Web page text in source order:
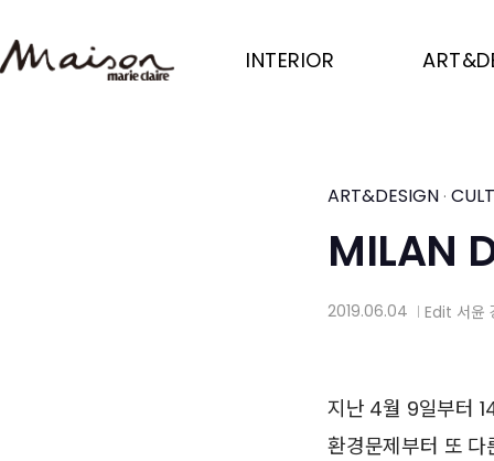
to
main
INTERIOR
ART&DESIGN ·
MILAN
2019.06.04 Edit 서윤
지난 4월 9일부터
환경문제부터 또